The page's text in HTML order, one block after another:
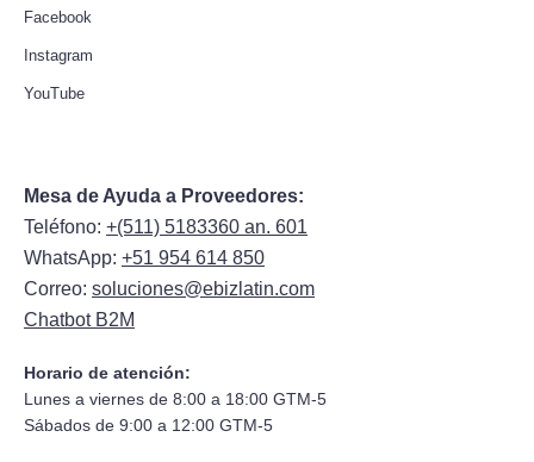
Facebook
Instagram
YouTube
Mesa de Ayuda a Proveedores:
Teléfono: +(511) 5183360 an. 601
WhatsApp: +51 954 614 850
Correo: soluciones@ebizlatin.com
Chatbot B2M
Horario de atención:
Lunes a viernes de 8:00 a 18:00 GTM-5
Sábados de 9:00 a 12:00 GTM-5